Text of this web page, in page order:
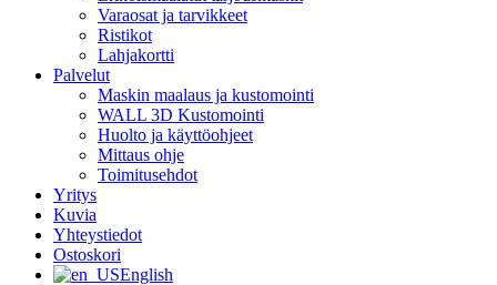
Varaosat ja tarvikkeet
Ristikot
Lahjakortti
Palvelut
Maskin maalaus ja kustomointi
WALL 3D Kustomointi
Huolto ja käyttöohjeet
Mittaus ohje
Toimitusehdot
Yritys
Kuvia
Yhteystiedot
Ostoskori
English